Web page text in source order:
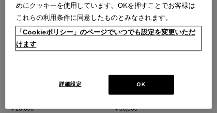
シングル（ホワイト）
￥28,600
IXC (イクスシー) - ボックスシーツ
セミダブル（ホワイト）
￥30,800
めにクッキーを使用しています。OKを押すことでお客様は
これらの利用条件に同意したものとみなされます。
「Cookieポリシー」のページでいつでも設定を変更いただ
けます
OK
詳細設定